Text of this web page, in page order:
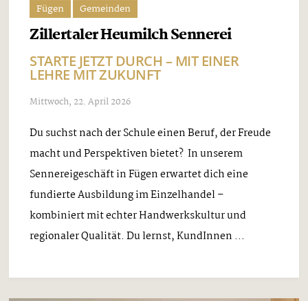
Fügen Gemeinden
Zillertaler Heumilch Sennerei
STARTE JETZT DURCH – MIT EINER
LEHRE MIT ZUKUNFT
Mittwoch, 22. April 2026
Du suchst nach der Schule einen Beruf, der Freude
macht und Perspektiven bietet? In unserem
Sennereigeschäft in Fügen erwartet dich eine
fundierte Ausbildung im Einzelhandel –
kombiniert mit echter Handwerkskultur und
regionaler Qualität. Du lernst, KundInnen ...